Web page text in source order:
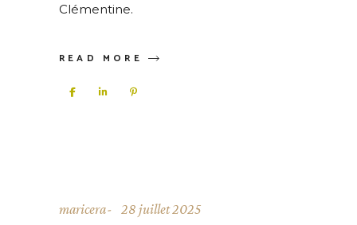
Clémentine.
READ MORE
maricera 28 juillet 2025